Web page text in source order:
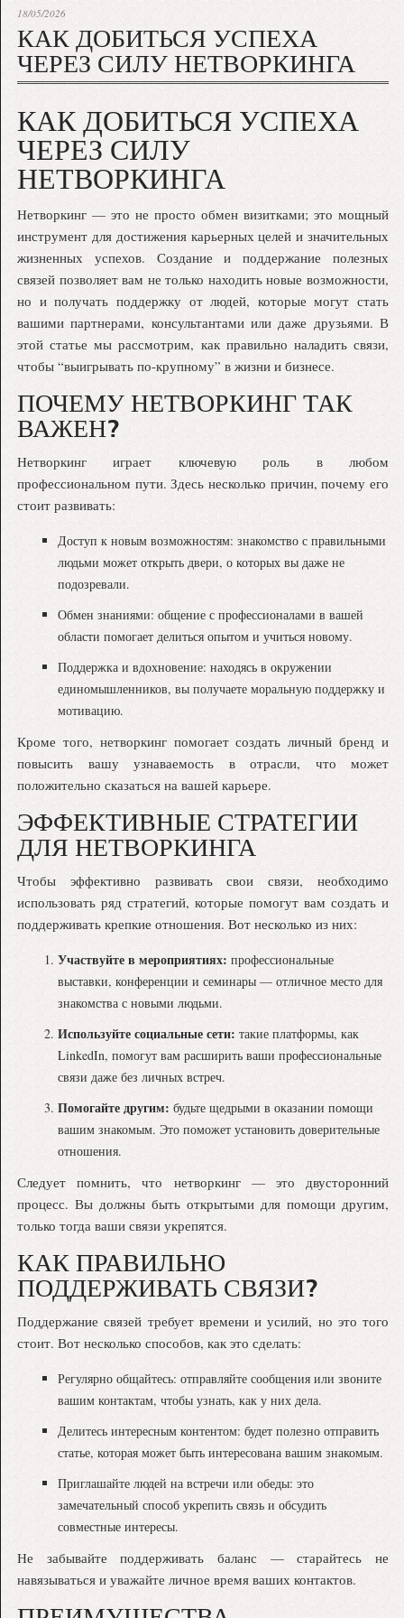
18/05/2026
КАК ДОБИТЬСЯ УСПЕХА
ЧЕРЕЗ СИЛУ НЕТВОРКИНГА
КАК ДОБИТЬСЯ УСПЕХА
ЧЕРЕЗ СИЛУ
НЕТВОРКИНГА
Нетворкинг — это не просто обмен визитками; это мощный
инструмент для достижения карьерных целей и значительных
жизненных успехов. Создание и поддержание полезных
связей позволяет вам не только находить новые возможности,
но и получать поддержку от людей, которые могут стать
вашими партнерами, консультантами или даже друзьями. В
этой статье мы рассмотрим, как правильно наладить связи,
чтобы “выигрывать по-крупному” в жизни и бизнесе.
ПОЧЕМУ НЕТВОРКИНГ ТАК
ВАЖЕН?
Нетворкинг играет ключевую роль в любом
профессиональном пути. Здесь несколько причин, почему его
стоит развивать:
Доступ к новым возможностям: знакомство с правильными
людьми может открыть двери, о которых вы даже не
подозревали.
Обмен знаниями: общение с профессионалами в вашей
области помогает делиться опытом и учиться новому.
Поддержка и вдохновение: находясь в окружении
единомышленников, вы получаете моральную поддержку и
мотивацию.
Кроме того, нетворкинг помогает создать личный бренд и
повысить вашу узнаваемость в отрасли, что может
положительно сказаться на вашей карьере.
ЭФФЕКТИВНЫЕ СТРАТЕГИИ
ДЛЯ НЕТВОРКИНГА
Чтобы эффективно развивать свои связи, необходимо
использовать ряд стратегий, которые помогут вам создать и
поддерживать крепкие отношения. Вот несколько из них:
Участвуйте в мероприятиях: профессиональные
выставки, конференции и семинары — отличное место для
знакомства с новыми людьми.
Используйте социальные сети: такие платформы, как
LinkedIn, помогут вам расширить ваши профессиональные
связи даже без личных встреч.
Помогайте другим: будьте щедрыми в оказании помощи
вашим знакомым. Это поможет установить доверительные
отношения.
Следует помнить, что нетворкинг — это двусторонний
процесс. Вы должны быть открытыми для помощи другим,
только тогда ваши связи укрепятся.
КАК ПРАВИЛЬНО
ПОДДЕРЖИВАТЬ СВЯЗИ?
Поддержание связей требует времени и усилий, но это того
стоит. Вот несколько способов, как это сделать:
Регулярно общайтесь: отправляйте сообщения или звоните
вашим контактам, чтобы узнать, как у них дела.
Делитесь интересным контентом: будет полезно отправить
статье, которая может быть интересована вашим знакомым.
Приглашайте людей на встречи или обеды: это
замечательный способ укрепить связь и обсудить
совместные интересы.
Не забывайте поддерживать баланс — старайтесь не
навязываться и уважайте личное время ваших контактов.